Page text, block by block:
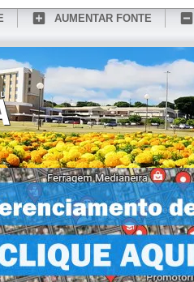
AUMENTAR FONTE
TURISMO SERVIÇOS ONLINE